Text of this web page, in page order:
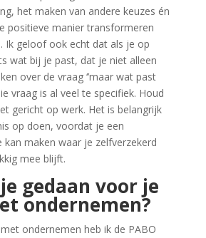
het maken van andere keuzes én
positieve manier transformeren
Ik geloof ook echt dat als je op
wat bij je past, dat je niet alleen
over de vraag ‘’maar wat past
vraag is al veel te specifiek. Houd
gericht op werk. Het is belangrijk
op doen, voordat je een
kan maken waar je zelfverzekerd
mee blijft.
gedaan voor je
ondernemen?
ondernemen heb ik de PABO